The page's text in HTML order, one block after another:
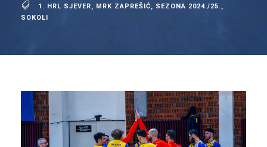
1. HRL SJEVER
MRK ZAPREŠIĆ SEZONA 2024./25.
SOKOLI